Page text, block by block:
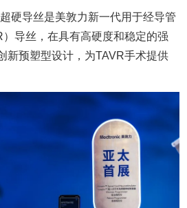
硬导丝是美敦力新一代用于经导管
导丝，在具有高硬度和稳定的强
新预塑型设计，为TAVR手术提供